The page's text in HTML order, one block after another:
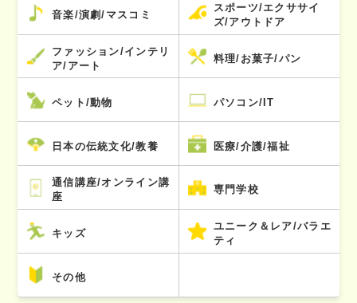
音楽/演劇/マスコミ
スポーツ/エクササイ
ズ/アウトドア
ファッション/インテリ
ア/アート
料理/お菓子/パン
ペット/動物 パソコン/IT
日本の伝統文化/教養 医療/介護/福祉
通信講座/オンライン講
座
専門学校
キッズ
ユニーク＆レア/バラエ
ティ
その他